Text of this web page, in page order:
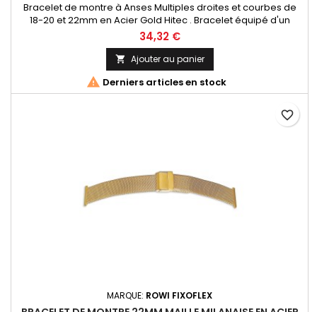
Bracelet de montre à Anses Multiples droites et courbes de
18-20 et 22mm en Acier Gold Hitec . Bracelet équipé d'un
fermoir déployant avec barre de sureté (Flip-Lock) ajustable
6 points Entre-corne adaptable à toutes types et marques de
montres. Bracelet Original de la marque ROWI FIXOFLEX Made
In Germany Since 1885
34,32 €
 Ajouter au panier
 Derniers articles en stock
MARQUE: ROWI FIXOFLEX
favorite_border